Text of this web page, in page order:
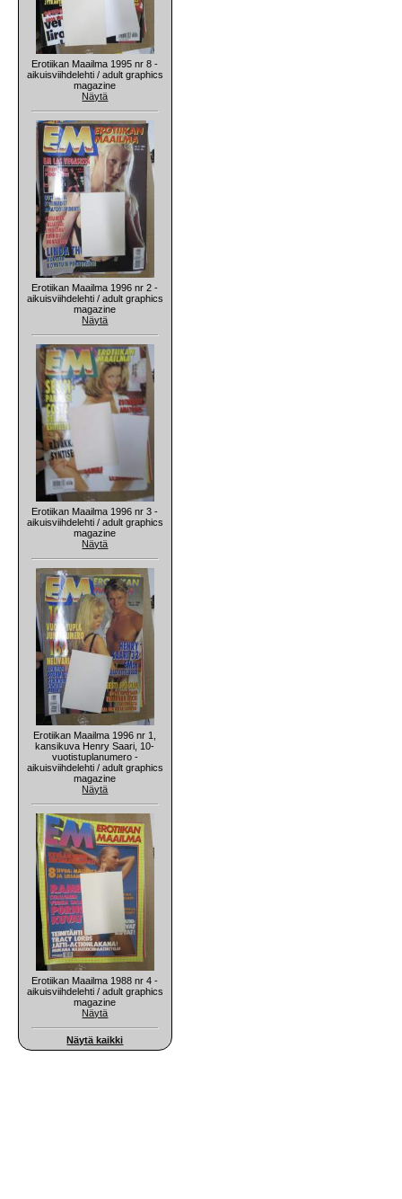
Erotiikan Maailma 1995 nr 8 -
aikuisviihdelehti / adult graphics
magazine
Näytä
Erotiikan Maailma 1996 nr 2 -
aikuisviihdelehti / adult graphics
magazine
Näytä
Erotiikan Maailma 1996 nr 3 -
aikuisviihdelehti / adult graphics
magazine
Näytä
Erotiikan Maailma 1996 nr 1,
kansikuva Henry Saari, 10-
vuotistuplanumero -
aikuisviihdelehti / adult graphics
magazine
Näytä
Erotiikan Maailma 1988 nr 4 -
aikuisviihdelehti / adult graphics
magazine
Näytä
Näytä kaikki